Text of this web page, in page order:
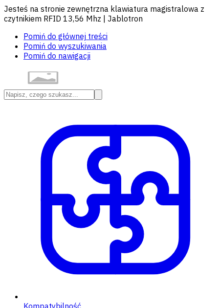
Jesteś na stronie zewnętrzna klawiatura magistralowa z
czytnikiem RFID 13,56 Mhz | Jablotron
Pomiń do głównej treści
Pomiń do wyszukiwania
Pomiń do nawigacji
Kompatybilność